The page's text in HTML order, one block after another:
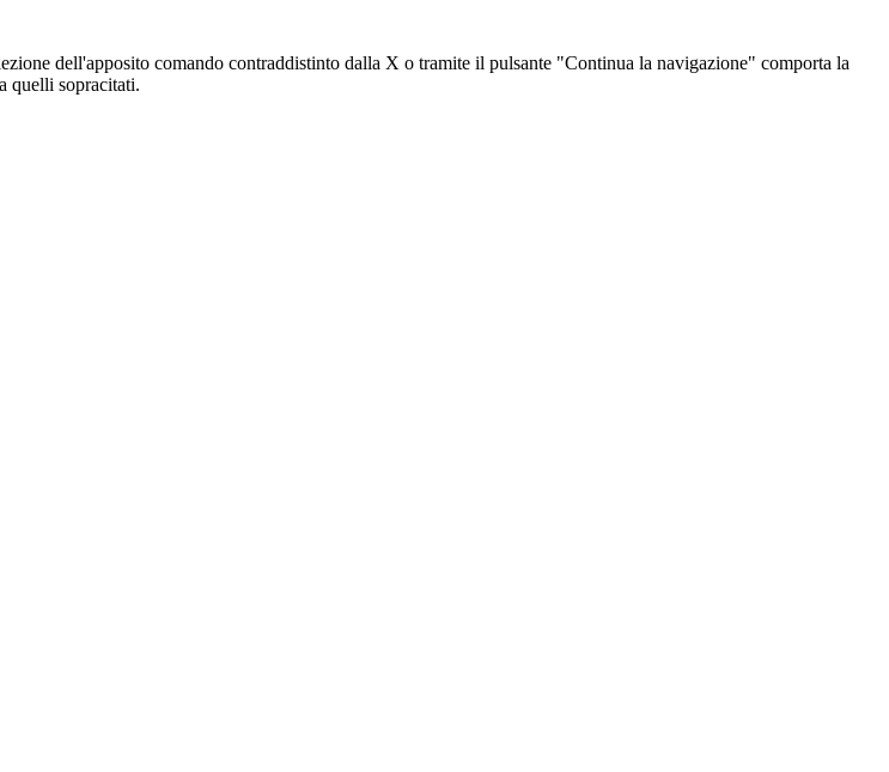
dell'apposito comando contraddistinto dalla X o tramite il pulsante "Continua la navigazione" comporta la
quelli sopracitati.